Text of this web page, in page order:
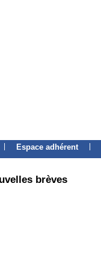
Espace adhérent
brèves